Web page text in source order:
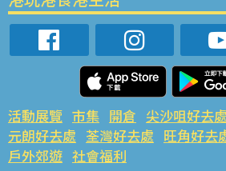
活動展覽 市集 開倉 尖沙咀好去處
元朗好去處 荃灣好去處 旺角好去
戶外郊遊 社會福利